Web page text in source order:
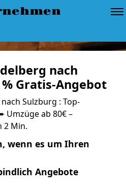
nach
Gratis-Angebot
Sulzburg : Top-
Umzüge ab 80€ –
2 Min.
wenn es um Ihren
Angebote